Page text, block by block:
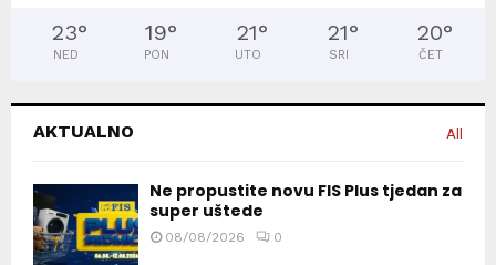
23°
NED
19°
PON
21°
UTO
21°
SRI
20°
ČET
AKTUALNO All
Ne propustite novu FIS Plus tjedan za
super uštede
08/08/2026 0